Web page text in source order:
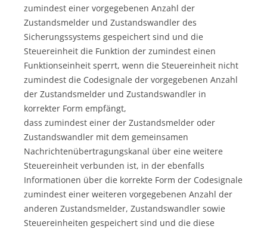
zumindest einer vorgegebenen Anzahl der
Zustandsmelder und Zustandswandler des
Sicherungssystems gespeichert sind und die
Steuereinheit die Funktion der zumindest einen
Funktionseinheit sperrt, wenn die Steuereinheit nicht
zumindest die Codesignale der vorgegebenen Anzahl
der Zustandsmelder und Zustandswandler in
korrekter Form empfängt,
dass zumindest einer der Zustandsmelder oder
Zustandswandler mit dem gemeinsamen
Nachrichtenübertragungskanal über eine weitere
Steuereinheit verbunden ist, in der ebenfalls
Informationen über die korrekte Form der Codesignale
zumindest einer weiteren vorgegebenen Anzahl der
anderen Zustandsmelder, Zustandswandler sowie
Steuereinheiten gespeichert sind und die diese